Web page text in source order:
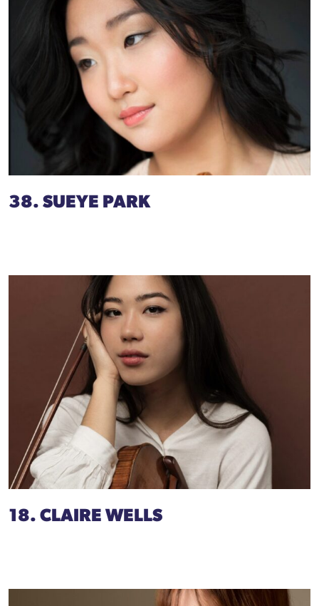
38. SUEYE PARK
18. CLAIRE WELLS